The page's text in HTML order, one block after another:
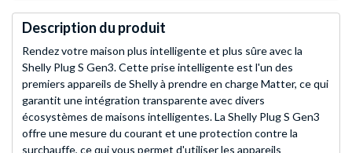
Description du produit
Rendez votre maison plus intelligente et plus sûre avec la
Shelly Plug S Gen3. Cette prise intelligente est l'un des
premiers appareils de Shelly à prendre en charge Matter, ce qui
garantit une intégration transparente avec divers
écosystèmes de maisons intelligentes. La Shelly Plug S Gen3
offre une mesure du courant et une protection contre la
surchauffe, ce qui vous permet d'utiliser les appareils